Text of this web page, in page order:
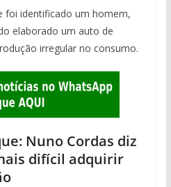
foi identificado um homem,
elaborado um auto de
irregular no consumo.
Nuno Cordas diz
difícil adquirir